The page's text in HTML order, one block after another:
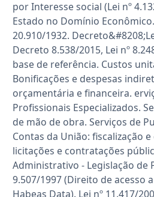
por Interesse social (Lei nº
Estado no Domínio
20.910/1932.
Decreto 8.538/2015, Lei nº
base de referência. Custos
Bonificações e despesas
orçamentária e financeira.
Profissionais Especializados.
de mão de obra. Serviços de
Contas da União: fiscalização
licitações e contratações
Administrativo - Legislação de
9.507/1997 (Direito de acesso
Habeas Data). Lei nº 11.417/